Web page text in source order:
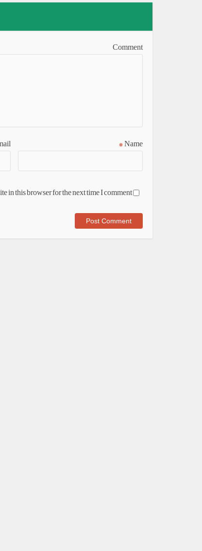
Comment
Name
*
in this browser for the next time I comment.